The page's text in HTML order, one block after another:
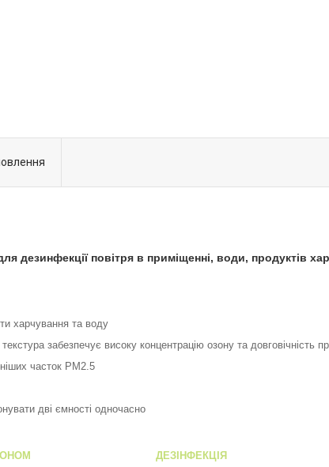
дезинфекції повітря в приміщенні, води, продуктів
харчування та воду
забезпечує високу концентрацію озону та довговічність
часток PM2.5
дві ємності одночасно
ДЕЗІНФЕКЦІЯ